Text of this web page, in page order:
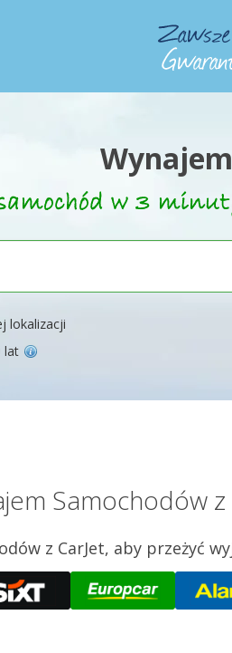
lokalizacji
lat
Samochodów
z CarJet, aby przeżyć